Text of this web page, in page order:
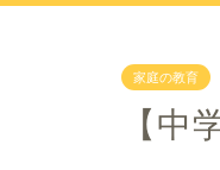
家庭の教育
【中